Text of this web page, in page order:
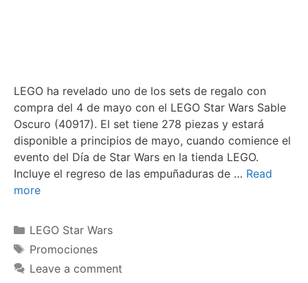
LEGO ha revelado uno de los sets de regalo con
compra del 4 de mayo con el LEGO Star Wars Sable
Oscuro (40917). El set tiene 278 piezas y estará
disponible a principios de mayo, cuando comience el
evento del Día de Star Wars en la tienda LEGO.
Incluye el regreso de las empuñaduras de … Read
more
Categories
LEGO Star Wars
Tags
Promociones
Leave a comment